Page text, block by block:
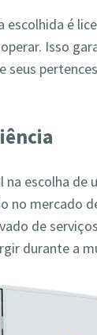
é
Isso
seus
escolha de
no mercado
de
durante a